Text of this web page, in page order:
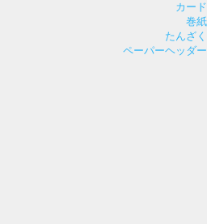
カード
巻紙
たんざく
ペーパーヘッダー